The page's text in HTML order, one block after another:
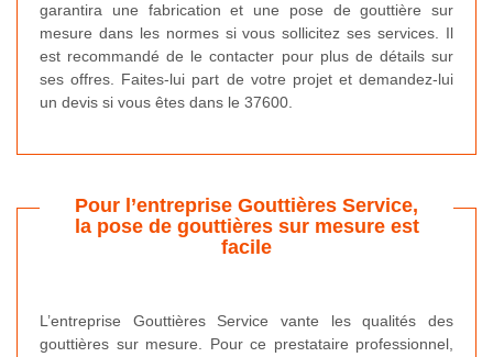
garantira une fabrication et une pose de gouttière sur
mesure dans les normes si vous sollicitez ses services. Il
est recommandé de le contacter pour plus de détails sur
ses offres. Faites-lui part de votre projet et demandez-lui
un devis si vous êtes dans le 37600.
Pour l’entreprise Gouttières Service,
la pose de gouttières sur mesure est
facile
L’entreprise Gouttières Service vante les qualités des
gouttières sur mesure. Pour ce prestataire professionnel,